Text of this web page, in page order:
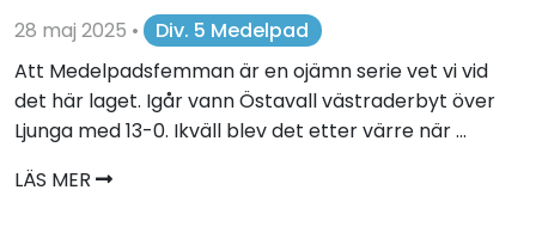
28 maj 2025 •
Div. 5 Medelpad
Att Medelpadsfemman är en ojämn serie vet vi vid
det här laget. Igår vann Östavall västraderbyt över
Ljunga med 13-0. Ikväll blev det etter värre när ...
LÄS MER